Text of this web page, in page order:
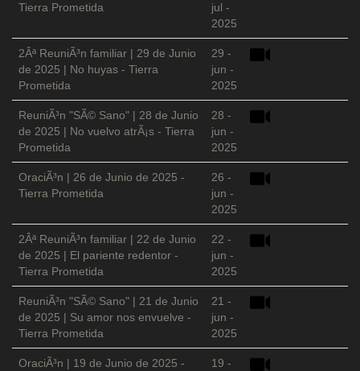
Tierra Prometida
jul -
2025
2Âª ReuniÃ³n familiar | 29 de Junio
de 2025 | No huyas - Tierra
Prometida
29 -
jun -
2025
ReuniÃ³n "SÃ© Sano" | 28 de Junio
de 2025 | No vuelvo atrÃ¡s - Tierra
Prometida
28 -
jun -
2025
OraciÃ³n | 26 de Junio de 2025 -
Tierra Prometida
26 -
jun -
2025
2Âª ReuniÃ³n familiar | 22 de Junio
de 2025 | El pariente redentor -
Tierra Prometida
22 -
jun -
2025
ReuniÃ³n "SÃ© Sano" | 21 de Junio
de 2025 | Su amor nos envuelve -
Tierra Prometida
21 -
jun -
2025
OraciÃ³n | 19 de Junio de 2025 -
19 -